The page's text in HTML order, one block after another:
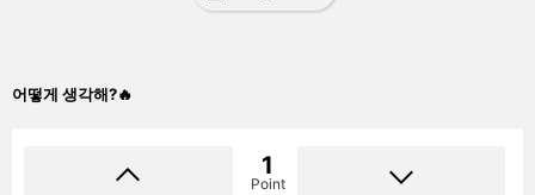
어떻게 생각해?🔥
1
Point